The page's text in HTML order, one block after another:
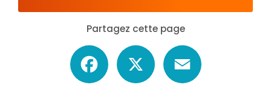
Partagez cette page
Facebook